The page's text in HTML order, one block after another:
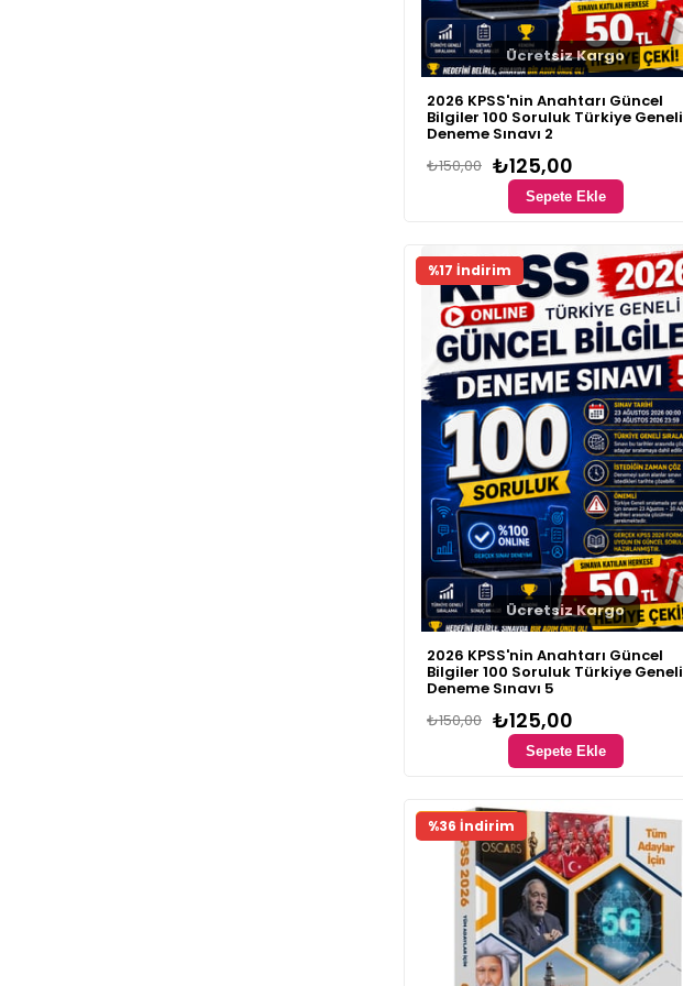
Ücretsiz Kargo
2026 KPSS'nin Anahtarı Güncel
Bilgiler 100 Soruluk Türkiye Geneli
Deneme Sınavı 2
₺125,00
₺150,00
Sepete Ekle
Ücretsiz Kargo
2026 KPSS'nin Anahtarı Güncel
Bilgiler 100 Soruluk Türkiye Geneli
Deneme Sınavı 5
₺125,00
₺150,00
Sepete Ekle
%17 İndirim
Fırsat Ürünü
%36 İndirim
Fırsat Ürünü